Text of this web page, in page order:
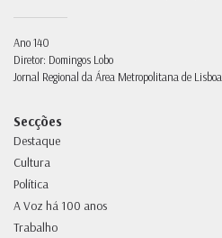
Ano 140
Diretor: Domingos Lobo
Jornal Regional da Área Metropolitana de Lisboa
Secções
Destaque
Cultura
Política
A Voz há 100 anos
Trabalho